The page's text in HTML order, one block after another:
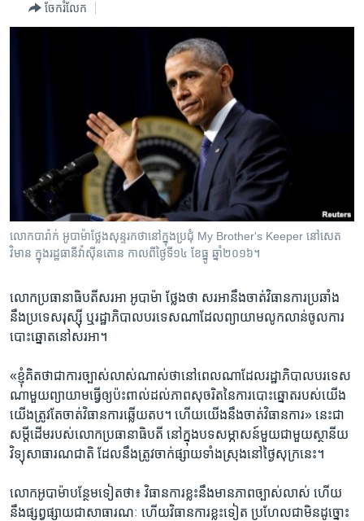
រំលង​
ទៅ​
កាន់​
ទំព័រ​
រក
ព្រឹត្តិការណ៍ព័ត៌មាន
Khmer English
បណ្តាញ​សង្គម
ចែករំលែក
លោក​បារ៉ាក់ អូបាម៉ា​ថ្លែង​សុន្ទរកថា​នៅ​ក្នុង​ប្រជុំ​ My Brother's Keeper នៅ​សេត
វិមាន ក្នុង​រដ្ឋធានី​វ៉ាស៊ីនតោន កាលពី​ថ្ងៃទី១៤ ខែធ្នូ ឆ្នាំ២០១៦។
លោក​ប្រធានាធិបតី​សរអា ​អូបាម៉ា ​ថ្លែង​ថា​ សរអា​នឹង​ចាត់​វិធានការ​ប្រឆាំង​
នឹង​ប្រទេស​រុស្ស៊ី ឬ​រដ្ឋាភិបាល​បរទេស​ណា​ដែល​ព្យាយាម​លូក​លាន់​ចូល​ការ​
បោះ​ឆ្នោត​នៅ​សរអា។
«ខ្ញុំ​គិត​ថា​ជា​ការ​ច្បាស់​លាស់​ណាស់​ថា​នៅពេល​ណា​ដែល​រដ្ឋាភិបាល​បរទេស​
ណាមួយ​ព្យាយាម​ធ្វើ​ឲ្យ​ប៉ះ​ពាល់​ដល់ភាព​សុចរិត​នៃ​ការ​បោះ​ឆ្នោត​របស់​យើង
យើង​ត្រូវ​តែ​ចាត់​វិធានការ​ឆ្លើយ​តប។ ហើយ​យើង​នឹង​ចាត់​វិធានការ» នេះ​ជា
សម្តី​ដើម​របស់​លោក​ប្រធានាធិបតី នៅ​ក្នុង​បទ​សម្ភាសន៍​មួយ​ជា​មួយ​ស្ថានីយ​
វិទ្យុ​សាធារណ​ជាតិ ដែល​នឹង​ត្រូវ​ចាក់​ផ្សាយ​ទាំង​ស្រុង​នៅ​ថ្ងៃ​សុក្រ​នេះ។
លោក​អូបាម៉ា​បន្ថែម​ទៀត​ថា៖ វិធានការ​ខ្លះ​នឹង​មាន​ភាព​ច្បាស់​លាស់ ហើយ​
នឹង​ផ្សព្វ​ផ្សាយ​ជា​សាធារណៈ ហើយ​វិធានការ​ខ្លះ​ទៀត ប្រហែល​ជា​មិន​ដូច្នោះ​